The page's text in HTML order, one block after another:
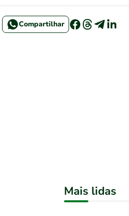
Compartilhar
Mais lidas